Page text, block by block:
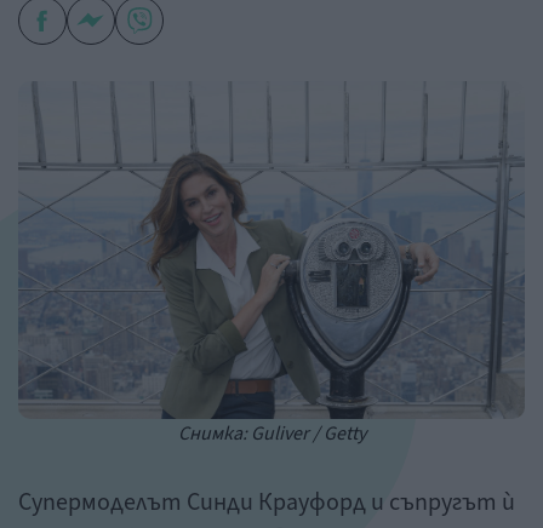
Снимка: Guliver / Getty
Супермоделът Синди Крауфорд и съпругът ѝ